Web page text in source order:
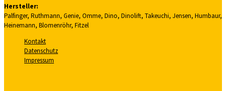
Hersteller:
Palfinger, Ruthmann, Genie, Omme, Dino, Dinolift, Takeuchi, Jensen, Humbaur,
Heinemann, Blomenröhr, Fitzel
Kontakt
Datenschutz
Impressum